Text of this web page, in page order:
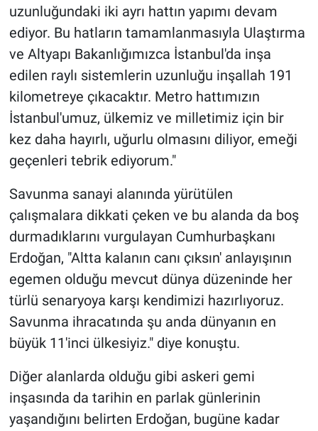
uzunluğundaki iki ayrı hattın yapımı devam
ediyor. Bu hatların tamamlanmasıyla Ulaştırma
ve Altyapı Bakanlığımızca İstanbul'da inşa
edilen raylı sistemlerin uzunluğu inşallah 191
kilometreye çıkacaktır. Metro hattımızın
İstanbul'umuz, ülkemiz ve milletimiz için bir
kez daha hayırlı, uğurlu olmasını diliyor, emeği
geçenleri tebrik ediyorum."
Savunma sanayi alanında yürütülen
çalışmalara dikkati çeken ve bu alanda da boş
durmadıklarını vurgulayan Cumhurbaşkanı
Erdoğan, "Altta kalanın canı çıksın' anlayışının
egemen olduğu mevcut dünya düzeninde her
türlü senaryoya karşı kendimizi hazırlıyoruz.
Savunma ihracatında şu anda dünyanın en
büyük 11'inci ülkesiyiz." diye konuştu.
Diğer alanlarda olduğu gibi askeri gemi
inşasında da tarihin en parlak günlerinin
yaşandığını belirten Erdoğan, bugüne kadar